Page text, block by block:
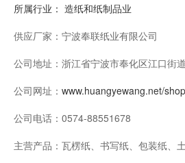
所属行业： 造纸和纸制品业
供应厂家： 宁波奉联纸业有限公司
公司地址： 浙江省宁波市奉化区江口街
公司网址： www.huangyewang.net/
公司电话： 0574-88551678
主营产品： 瓦楞纸、书写纸、包装纸、